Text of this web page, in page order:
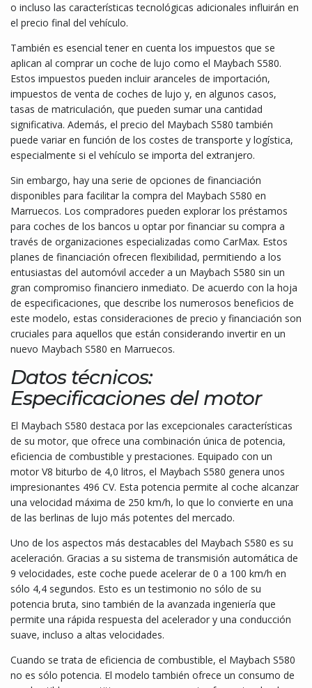
o incluso las características tecnológicas adicionales influirán en
el precio final del vehículo.
También es esencial tener en cuenta los impuestos que se
aplican al comprar un coche de lujo como el Maybach S580.
Estos impuestos pueden incluir aranceles de importación,
impuestos de venta de coches de lujo y, en algunos casos,
tasas de matriculación, que pueden sumar una cantidad
significativa. Además, el precio del Maybach S580 también
puede variar en función de los costes de transporte y logística,
especialmente si el vehículo se importa del extranjero.
Sin embargo, hay una serie de opciones de financiación
disponibles para facilitar la compra del Maybach S580 en
Marruecos. Los compradores pueden explorar los préstamos
para coches de los bancos u optar por financiar su compra a
través de organizaciones especializadas como CarMax. Estos
planes de financiación ofrecen flexibilidad, permitiendo a los
entusiastas del automóvil acceder a un Maybach S580 sin un
gran compromiso financiero inmediato. De acuerdo con la hoja
de especificaciones, que describe los numerosos beneficios de
este modelo, estas consideraciones de precio y financiación son
cruciales para aquellos que están considerando invertir en un
nuevo Maybach S580 en Marruecos.
Datos técnicos:
Especificaciones del motor
El Maybach S580 destaca por las excepcionales características
de su motor, que ofrece una combinación única de potencia,
eficiencia de combustible y prestaciones. Equipado con un
motor V8 biturbo de 4,0 litros, el Maybach S580 genera unos
impresionantes 496 CV. Esta potencia permite al coche alcanzar
una velocidad máxima de 250 km/h, lo que lo convierte en una
de las berlinas de lujo más potentes del mercado.
Uno de los aspectos más destacables del Maybach S580 es su
aceleración. Gracias a su sistema de transmisión automática de
9 velocidades, este coche puede acelerar de 0 a 100 km/h en
sólo 4,4 segundos. Esto es un testimonio no sólo de su
potencia bruta, sino también de la avanzada ingeniería que
permite una rápida respuesta del acelerador y una conducción
suave, incluso a altas velocidades.
Cuando se trata de eficiencia de combustible, el Maybach S580
no es sólo potencia. El modelo también ofrece un consumo de